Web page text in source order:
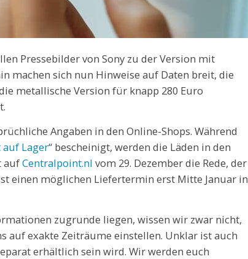
Pressebilder von Sony zu der Version mit
machen sich nun Hinweise auf Daten breit, die
metallische Version für knapp 280 Euro
Angaben in den Online-Shops. Während
Lager“ bescheinigt, werden die Läden in den
aufCentralpoint.nl vom 29. Dezember die Rede, der
einen möglichen Liefertermin erst Mitte Januar in
zugrunde liegen, wissen wir zwar nicht,
auf exakte Zeiträume einstellen. Unklar ist auch
erhältlich sein wird. Wir werden euch